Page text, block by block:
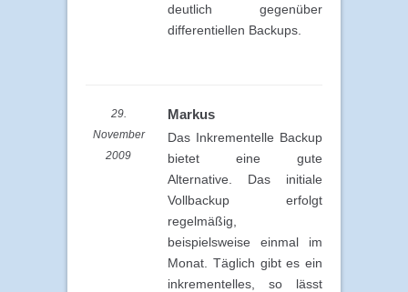
deutlich gegenüber
differentiellen Backups.
29.
November
2009
Markus
Das Inkrementelle Backup
bietet eine gute
Alternative. Das initiale
Vollbackup erfolgt
regelmäßig,
beispielsweise einmal im
Monat. Täglich gibt es ein
inkrementelles, so lässt